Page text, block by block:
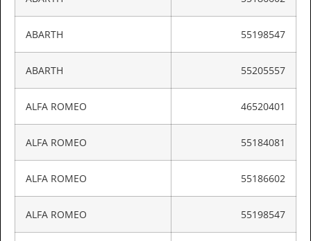
ABARTH 55198547
ABARTH 55205557
ALFA ROMEO 46520401
ALFA ROMEO 55184081
ALFA ROMEO 55186602
ALFA ROMEO 55198547